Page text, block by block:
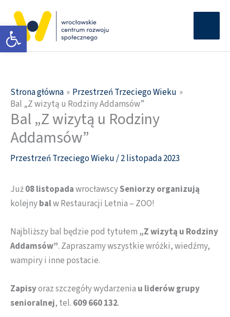
Otwórz pasek narzędzi
treści
Strona główna
Przestrzeń Trzeciego Wieku
Bal „Z wizytą u Rodziny Addamsów”
Bal „Z wizytą u Rodziny
Addamsów”
Przestrzeń Trzeciego Wieku/2 listopada 2023
Już08 listopadawrocławscySeniorzy organizują
kolejnybalw Restauracji Letnia – ZOO!
Najbliższy bal będzie pod tytułem „Z wizytą u Rodziny
Addamsów”. Zapraszamy wszystkie wróżki, wiedźmy,
wampiry i inne postacie.
Zapisyoraz szczegóły wydarzenia u liderów grupy
senioralnej, tel. 609 660 132.